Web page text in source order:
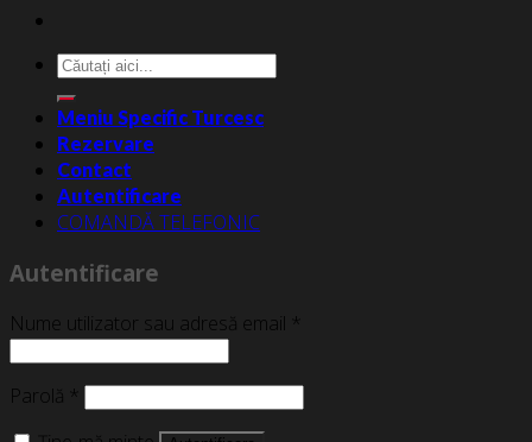
Caută
după:
Meniu Specific Turcesc
Rezervare
Contact
Autentificare
COMANDĂ TELEFONIC
Autentificare
Nume utilizator sau adresă email *
Parolă *